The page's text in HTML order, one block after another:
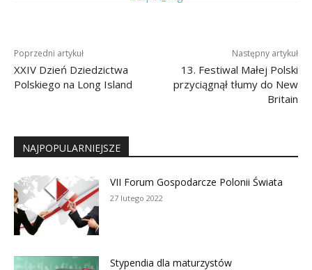
Poprzedni artykuł
XXIV Dzień Dziedzictwa
Polskiego na Long Island
Następny artykuł
13. Festiwal Małej Polski
przyciągnął tłumy do New
Britain
NAJPOPULARNIEJSZE
VII Forum Gospodarcze Polonii Świata
27 lutego 2022
Stypendia dla maturzystów